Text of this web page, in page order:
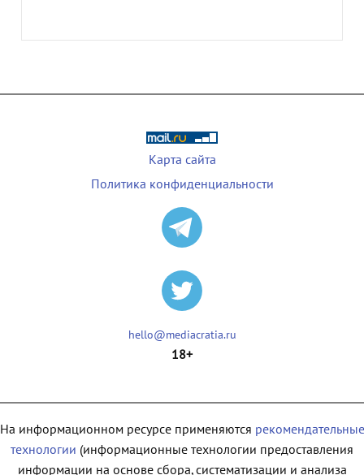
Карта сайта
Политика конфиденциальности
hello@mediacratia.ru
18+
На информационном ресурсе применяются рекомендательные
технологии (информационные технологии предоставления
информации на основе сбора, систематизации и анализа